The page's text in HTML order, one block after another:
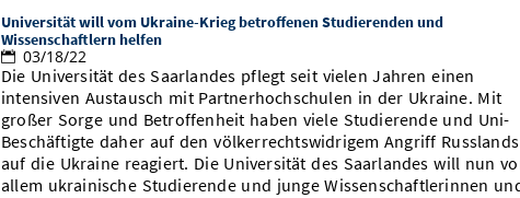
Universität will vom Ukraine-Krieg betroffenen Studierenden und
Wissenschaftlern helfen
03/18/22
Die Universität des Saarlandes pflegt seit vielen Jahren einen
intensiven Austausch mit Partnerhochschulen in der Ukraine. Mit
großer Sorge und Betroffenheit haben viele Studierende und Uni-
Beschäftigte daher auf den völkerrechtswidrigem Angriff Russlands
auf die Ukraine reagiert. Die Universität des Saarlandes will nun
allem ukrainische Studierende und junge Wissenschaftlerinnen